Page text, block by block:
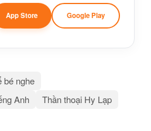
App Store Google Play
bé nghe
Anh
Thần thoại Hy Lạp